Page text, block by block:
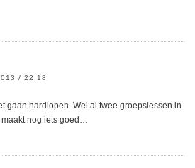
/ 22:18
gaan hardlopen. Wel al twee groepslessen in
nog iets goed…